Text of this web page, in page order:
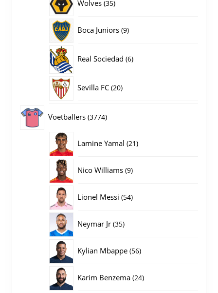
Wolves 3535
Boca Juniors 99
Real Sociedad 66
Sevilla FC 2020
Voetballers 37743774
Lamine Yamal 2121
Nico Williams 99
Lionel Messi 5454
Neymar Jr 3535
Kylian Mbappe 5656
Karim Benzema 2424